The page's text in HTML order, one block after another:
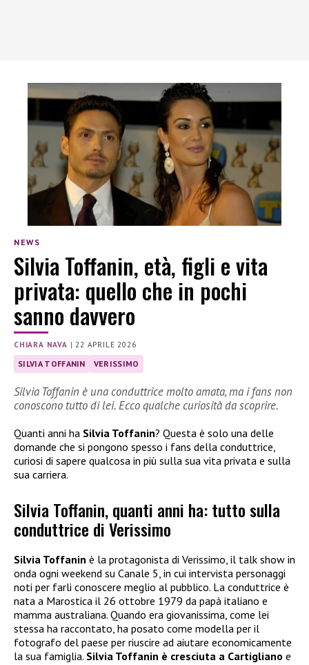
NEWS
Silvia Toffanin, età, figli e vita
privata: quello che in pochi
sanno davvero
CHIARA NAVA |22 APRILE 2026
SILVIA TOFFANIN VERISSIMO
Silvia Toffanin è una conduttrice molto amata, ma i fans non
conoscono tutto di lei. Ecco qualche curiosità da scoprire.
Quanti anni ha Silvia Toffanin? Questa è solo una delle
domande che si pongono spesso i fans della conduttrice,
curiosi di sapere qualcosa in più sulla sua vita privata e sulla
sua carriera.
Silvia Toffanin, quanti anni ha: tutto sulla
conduttrice di Verissimo
Silvia Toffanin è la protagonista di Verissimo, il talk show in
onda ogni weekend su Canale 5, in cui intervista personaggi
noti per farli conoscere meglio al pubblico. La conduttrice è
nata a Marostica il 26 ottobre 1979 da papà italiano e
mamma australiana. Quando era giovanissima, come lei
stessa ha raccontato, ha posato come modella per il
fotografo del paese per riuscire ad aiutare economicamente
la sua famiglia. Silvia Toffanin è cresciuta a Cartigliano e